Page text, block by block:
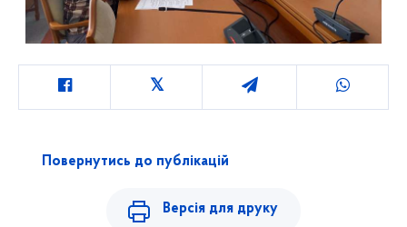
Повернутись до публікацій
Версія для друку